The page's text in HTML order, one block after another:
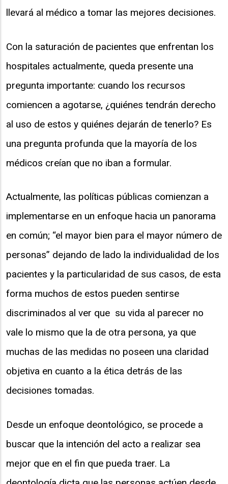
llevará al médico a tomar las mejores decisiones.
Con la saturación de pacientes que enfrentan los
hospitales actualmente, queda presente una
pregunta importante: cuando los recursos
comiencen a agotarse, ¿quiénes tendrán derecho
al uso de estos y quiénes dejarán de tenerlo? Es
una pregunta profunda que la mayoría de los
médicos creían que no iban a formular.
Actualmente, las políticas públicas comienzan a
implementarse en un enfoque hacia un panorama
en común; “el mayor bien para el mayor número de
personas” dejando de lado la individualidad de los
pacientes y la particularidad de sus casos, de esta
forma muchos de estos pueden sentirse
discriminados al ver que su vida al parecer no
vale lo mismo que la de otra persona, ya que
muchas de las medidas no poseen una claridad
objetiva en cuanto a la ética detrás de las
decisiones tomadas.
Desde un enfoque deontológico, se procede a
buscar que la intención del acto a realizar sea
mejor que en el fin que pueda traer. La